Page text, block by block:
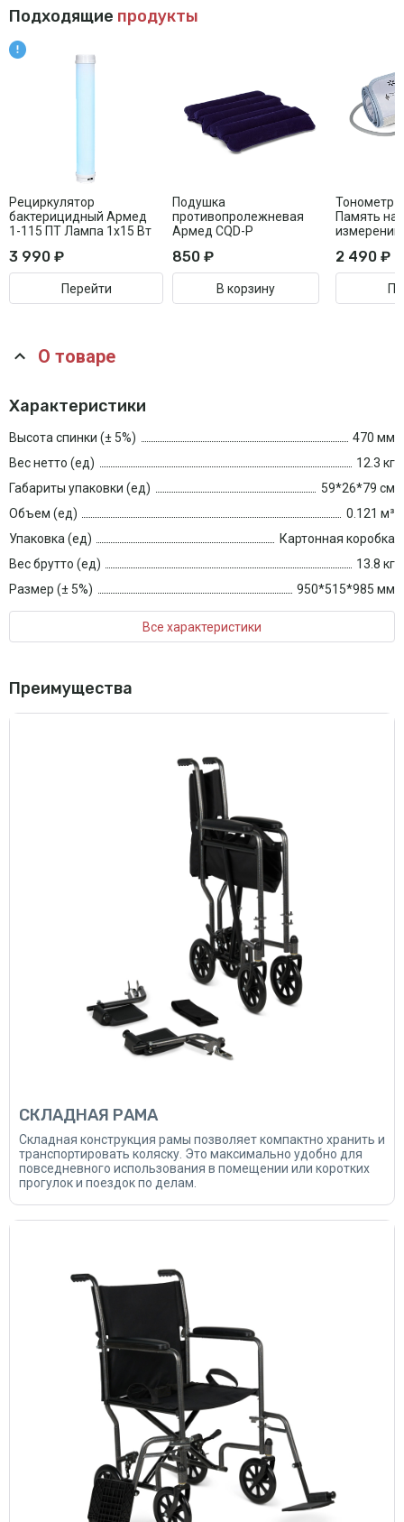
Подходящие продукты
Рециркулятор
бактерицидный Армед
1-115 ПТ Лампа 1х15 Вт
3 990 ₽
Перейти
Подушка
противопролежневая
Армед CQD-P
850 ₽
В корзину
Тонометр
Память на
измерений
2 490 ₽
О товаре
Характеристики
Высота спинки (± 5%)
470 мм
Вес нетто (ед)
12.3 кг
Габариты упаковки (ед)
59*26*79 см
Объем (ед)
0.121 м³
Упаковка (ед)
Картонная коробка
Вес брутто (ед)
13.8 кг
Размер (± 5%)
950*515*985 мм
Все характеристики
Преимущества
СКЛАДНАЯ РАМА
Складная конструкция рамы позволяет компактно хранить и
транспортировать коляску. Это максимально удобно для
повседневного использования в помещении или коротких
прогулок и поездок по делам.